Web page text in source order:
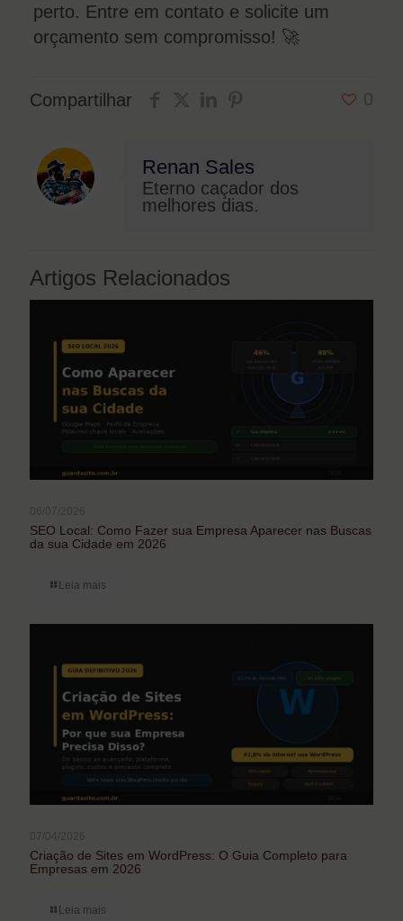
perto. Entre em contato e solicite um
orçamento sem compromisso! 🚀
Compartilhar
Renan Sales
Eterno caçador dos
melhores dias.
Artigos Relacionados
SEO Local: Como Fazer sua Empresa Aparecer nas Buscas
da sua Cidade em 2026
Leia mais
Criação de Sites em WordPress: O Guia Completo para
Empresas em 2026
Leia mais